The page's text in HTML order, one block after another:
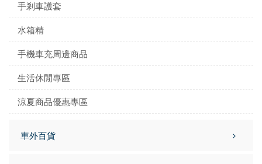
手剎車護套
水箱精
手機車充周邊商品
生活休閒專區
涼夏商品優惠專區
車外百貨